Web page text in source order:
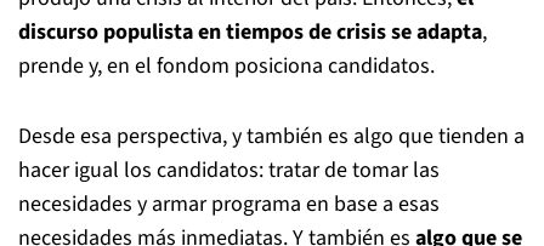
discurso populista en tiempos de crisis se adapta,
prende y, en el fondom posiciona candidatos.
Desde esa perspectiva, y también es algo que tienden a
hacer igual los candidatos: tratar de tomar las
necesidades y armar programa en base a esas
necesidades más inmediatas. Y también es algo que se